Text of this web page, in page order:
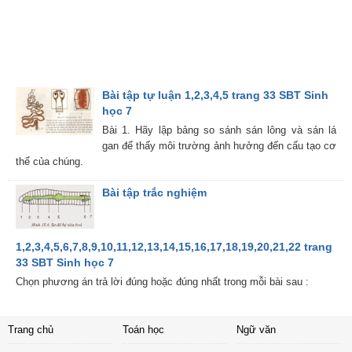
Bài tập tự luận 1,2,3,4,5 trang 33 SBT Sinh
học 7
Bài 1. Hãy lập bảng so sánh sán lông và sán lá
gan để thấy môi trường ảnh hưởng đến cấu tạo cơ
thể của chúng.
Bài tập trắc nghiệm
1,2,3,4,5,6,7,8,9,10,11,12,13,14,15,16,17,18,19,20,21,22 trang
33 SBT Sinh học 7
Chọn phương án trả lời đúng hoặc đúng nhất trong mỗi bài sau :
Trang chủ Toán học Ngữ văn